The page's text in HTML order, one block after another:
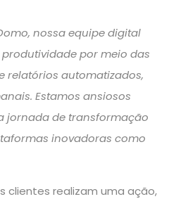
nossa equipe digital
por meio das
relatórios automatizados,
Estamos ansiosos
jornada de transformação
inovadoras como
clientes realizam uma ação,